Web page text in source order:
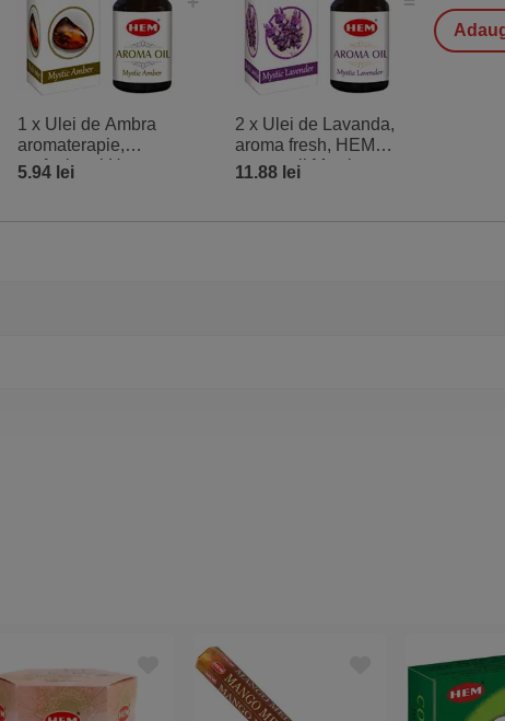
1 x Ulei de Ambra
aromaterapie,
profesional Hem
orientală, 10 ml
5.94 lei
2 x Ulei de Lavanda,
aroma fresh, HEM
aroma oil Mystic
11.88 lei